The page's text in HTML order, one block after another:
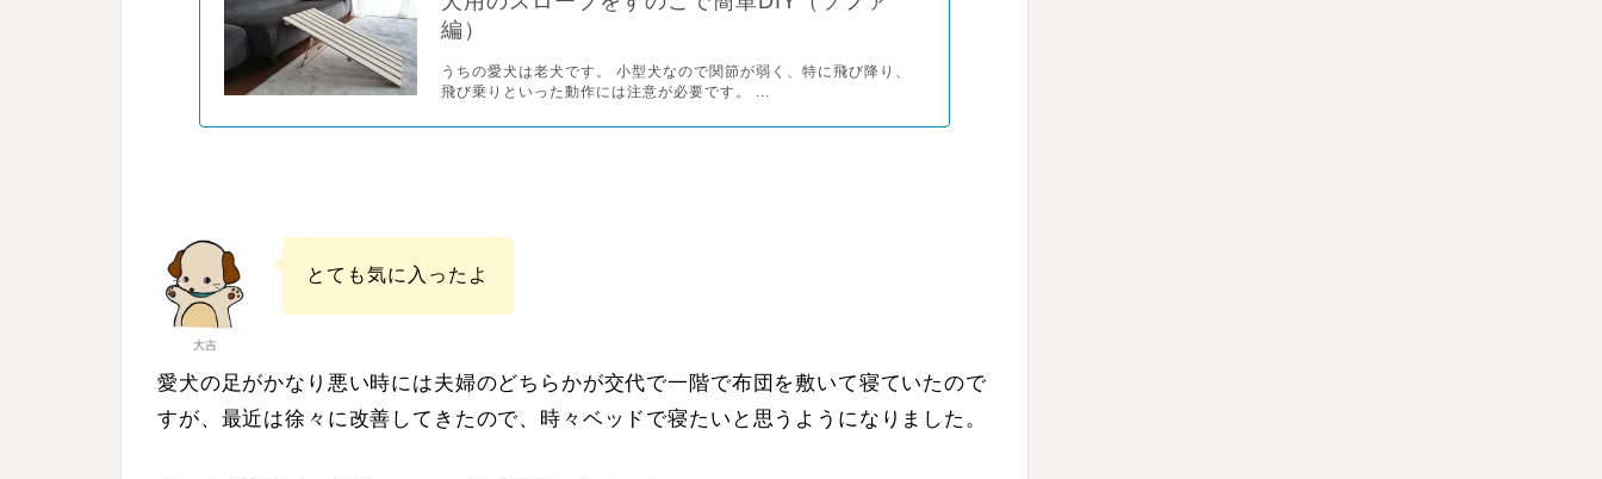
編）
うちの愛犬は老犬です。 小型犬なので関節が弱く、特に飛び降り、
飛び乗りといった動作には注意が必要です。 ...
大吉
とても気に入ったよ
愛犬の足がかなり悪い時には夫婦のどちらかが交代で一階で布団を敷いて寝ていたので
すが、最近は徐々に改善してきたので、時々ベッドで寝たいと思うようになりました。